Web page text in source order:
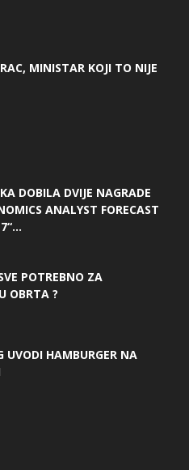
MINISTAR KOJI TO NIJE
DOBILA DVIJE NAGRADE
ANALYST FORECAST
POTREBNO ZA
OBRTA ?
UVODI HAMBURGER NA